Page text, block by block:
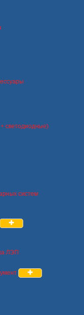
светодиодные)
систем
ЛЭП